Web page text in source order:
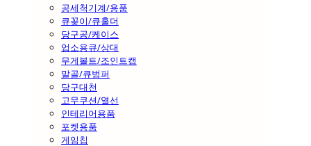
공세척기계/용품
큐꽂이/큐홀더
당구공/케이스
업소용큐/상대
무게볼트/조인트캡
말골/큐범퍼
당구대천
고무쿠션/열선
인테리어용품
포켓용품
게임칩